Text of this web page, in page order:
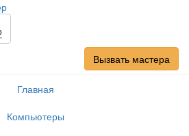
Вызвать мастера
Главная
Компьютеры